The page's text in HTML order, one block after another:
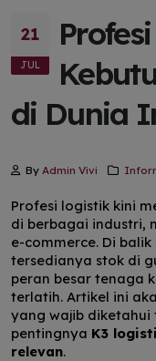
21
JUL
di Dunia
By Admin Vivi
Profesi logistik kini
di berbagai industri,
e-commerce. Di
tersedianya stok di
peran besar tenaga
terlatih. Artikel ini
yang wajib diketahui
pentingnya K3
relevan.